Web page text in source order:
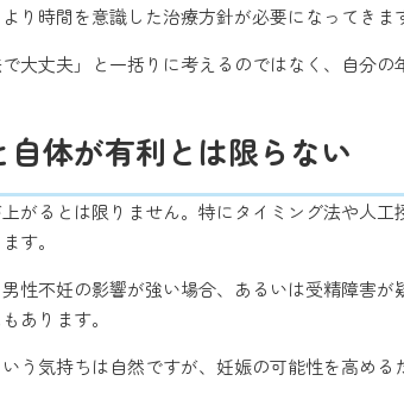
り時間を意識した治療方針が必要になってきま
大丈夫」と一括りに考えるのではなく、自分
体が有利とは限らない
がるとは限りません。特にタイミング法や人
す。
性不妊の影響が強い場合、あるいは受精障害
あります。
う気持ちは自然ですが、妊娠の可能性を高め